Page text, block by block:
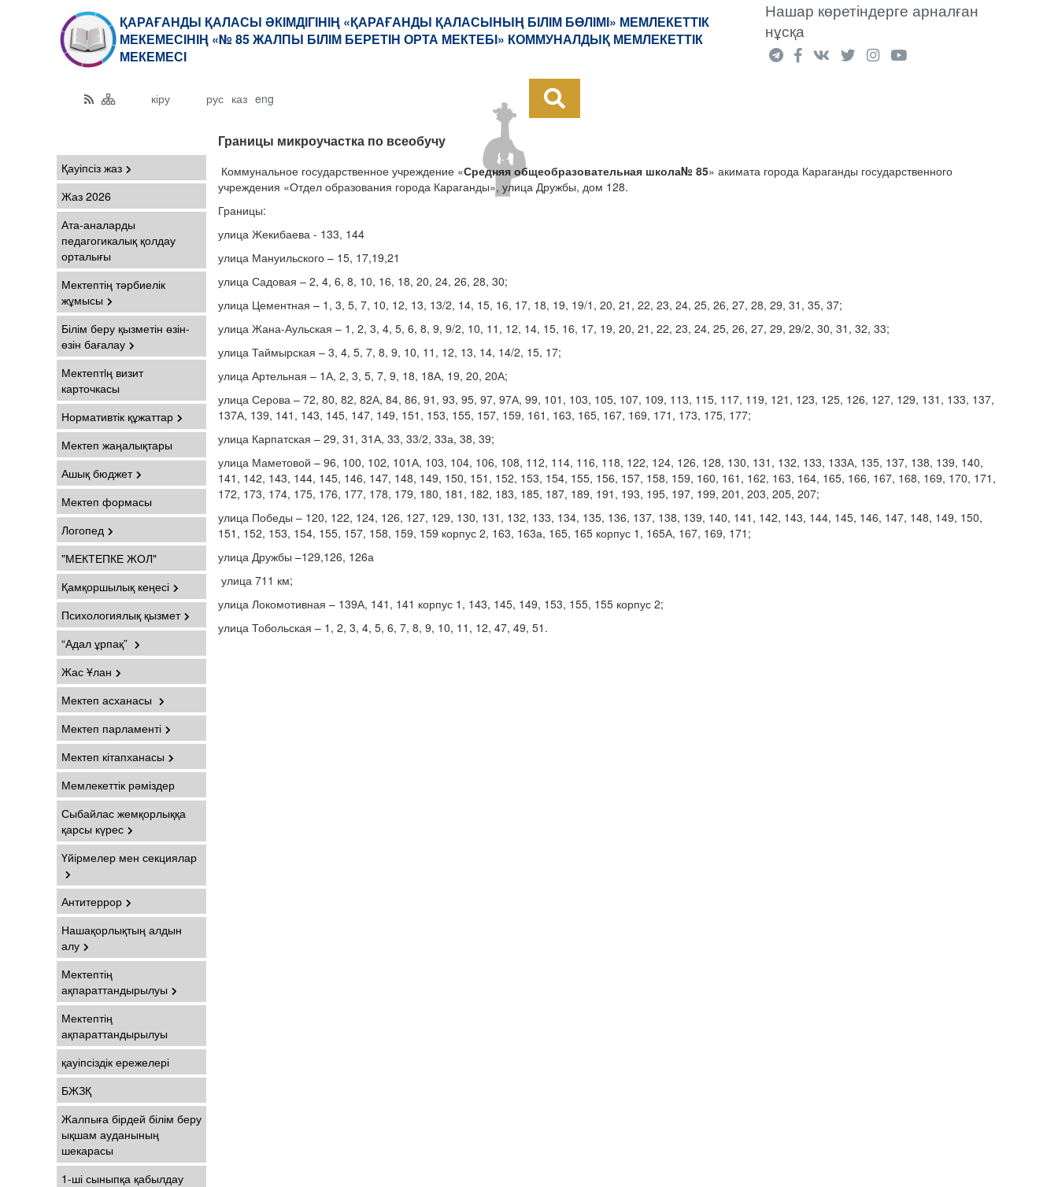
ҚАРАҒАНДЫ ҚАЛАСЫ ӘКІМДІГІНІҢ «ҚАРАҒАНДЫ ҚАЛАСЫНЫҢ БІЛІМ БӨЛІМІ» МЕМЛЕКЕТТІК
МЕКЕМЕСІНІҢ «№ 85 ЖАЛПЫ БІЛІМ БЕРЕТІН ОРТА МЕКТЕБІ» КОММУНАЛДЫҚ МЕМЛЕКЕТТІК
МЕКЕМЕСІ
Нашар көретіндерге арналған
нұсқа
кіру рус каз eng
Қауіпсіз жаз
Жаз 2026
Ата-аналарды
педагогикалық қолдау
орталығы
Мектептің тәрбиелік
жұмысы
Білім беру қызметін өзін-
өзін бағалау
Мектептiң визит
карточкасы
Нормативтік құжаттар
Мектеп жаңалықтары
Ашық бюджет
Мектеп формасы
Логопед
"МЕКТЕПКЕ ЖОЛ"
Қамқоршылық кеңесі
Психологиялық қызмет
“Адал ұрпақ”
Жас Ұлан
Мектеп асханасы
Мектеп парламенті
Мектеп кітапханасы
Мемлекеттік рәміздер
Сыбайлас жемқорлыққа
қарсы күрес
Үйірмелер мен секциялар
Антитеррор
Нашақорлықтың алдын
алу
Мектептің
ақпараттандырылуы
Мектептің
ақпараттандырылуы
қауіпсіздік ережелері
БЖЗҚ
Жалпыға бірдей білім беру
ықшам ауданының
шекарасы
1-ші сыныпқа қабылдау
Границы микроучастка по всеобучу
Коммунальное государственное учреждение «Средняя общеобразовательная школа№ 85» акимата города Караганды государственного
учреждения «Отдел образования города Караганды», улица Дружбы, дом 128.
Границы:
улица Жекибаева - 133, 144
улица Мануильского – 15, 17,19,21
улица Садовая – 2, 4, 6, 8, 10, 16, 18, 20, 24, 26, 28, 30;
улица Цементная – 1, 3, 5, 7, 10, 12, 13, 13/2, 14, 15, 16, 17, 18, 19, 19/1, 20, 21, 22, 23, 24, 25, 26, 27, 28, 29, 31, 35, 37;
улица Жана-Аульская – 1, 2, 3, 4, 5, 6, 8, 9, 9/2, 10, 11, 12, 14, 15, 16, 17, 19, 20, 21, 22, 23, 24, 25, 26, 27, 29, 29/2, 30, 31, 32, 33;
улица Таймырская – 3, 4, 5, 7, 8, 9, 10, 11, 12, 13, 14, 14/2, 15, 17;
улица Артельная – 1А, 2, 3, 5, 7, 9, 18, 18А, 19, 20, 20А;
улица Серова – 72, 80, 82, 82А, 84, 86, 91, 93, 95, 97, 97А, 99, 101, 103, 105, 107, 109, 113, 115, 117, 119, 121, 123, 125, 126, 127, 129, 131, 133, 137,
137А, 139, 141, 143, 145, 147, 149, 151, 153, 155, 157, 159, 161, 163, 165, 167, 169, 171, 173, 175, 177;
улица Карпатская – 29, 31, 31А, 33, 33/2, 33а, 38, 39;
улица Маметовой – 96, 100, 102, 101А, 103, 104, 106, 108, 112, 114, 116, 118, 122, 124, 126, 128, 130, 131, 132, 133, 133А, 135, 137, 138, 139, 140,
141, 142, 143, 144, 145, 146, 147, 148, 149, 150, 151, 152, 153, 154, 155, 156, 157, 158, 159, 160, 161, 162, 163, 164, 165, 166, 167, 168, 169, 170, 171,
172, 173, 174, 175, 176, 177, 178, 179, 180, 181, 182, 183, 185, 187, 189, 191, 193, 195, 197, 199, 201, 203, 205, 207;
улица Победы – 120, 122, 124, 126, 127, 129, 130, 131, 132, 133, 134, 135, 136, 137, 138, 139, 140, 141, 142, 143, 144, 145, 146, 147, 148, 149, 150,
151, 152, 153, 154, 155, 157, 158, 159, 159 корпус 2, 163, 163а, 165, 165 корпус 1, 165А, 167, 169, 171;
улица Дружбы –129,126, 126а
улица 711 км;
улица Локомотивная – 139А, 141, 141 корпус 1, 143, 145, 149, 153, 155, 155 корпус 2;
улица Тобольская – 1, 2, 3, 4, 5, 6, 7, 8, 9, 10, 11, 12, 47, 49, 51.